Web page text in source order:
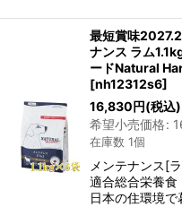
最短賞味
ナンス ラム
ードNatural
[nh12312s6]
16,830円(税込)
希望小売価格:
在庫数 1個
メンテナンス[
適合総合栄養
日本の住環境